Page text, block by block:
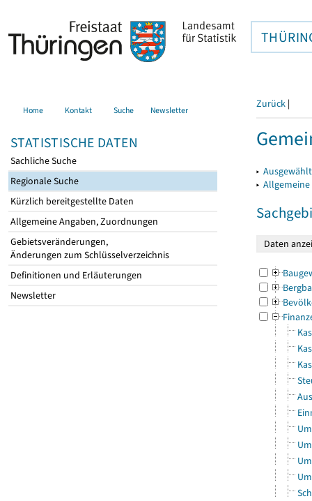
Home Kontakt Suche Newsletter
STATISTISCHE DATEN
Sachliche Suche
Regionale Suche
Kürzlich bereitgestellte Daten
Allgemeine Angaben, Zuordnungen
Gebietsveränderungen,
Änderungen zum Schlüsselverzeichnis
Definitionen und Erläuterungen
Newsletter
Zurück |
▸
▸